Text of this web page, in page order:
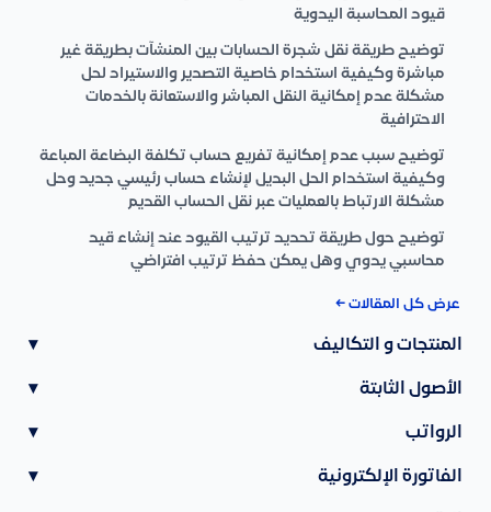
قيود المحاسبة اليدوية
توضيح طريقة نقل شجرة الحسابات بين المنشآت بطريقة غير
مباشرة وكيفية استخدام خاصية التصدير والاستيراد لحل
مشكلة عدم إمكانية النقل المباشر والاستعانة بالخدمات
الاحترافية
توضيح سبب عدم إمكانية تفريع حساب تكلفة البضاعة المباعة
وكيفية استخدام الحل البديل لإنشاء حساب رئيسي جديد وحل
مشكلة الارتباط بالعمليات عبر نقل الحساب القديم
توضيح حول طريقة تحديد ترتيب القيود عند إنشاء قيد
محاسبي يدوي وهل يمكن حفظ ترتيب افتراضي
عرض كل المقالات ←
المنتجات و التكاليف ▾
الأصول الثابتة ▾
الرواتب ▾
الفاتورة الإلكترونية ▾